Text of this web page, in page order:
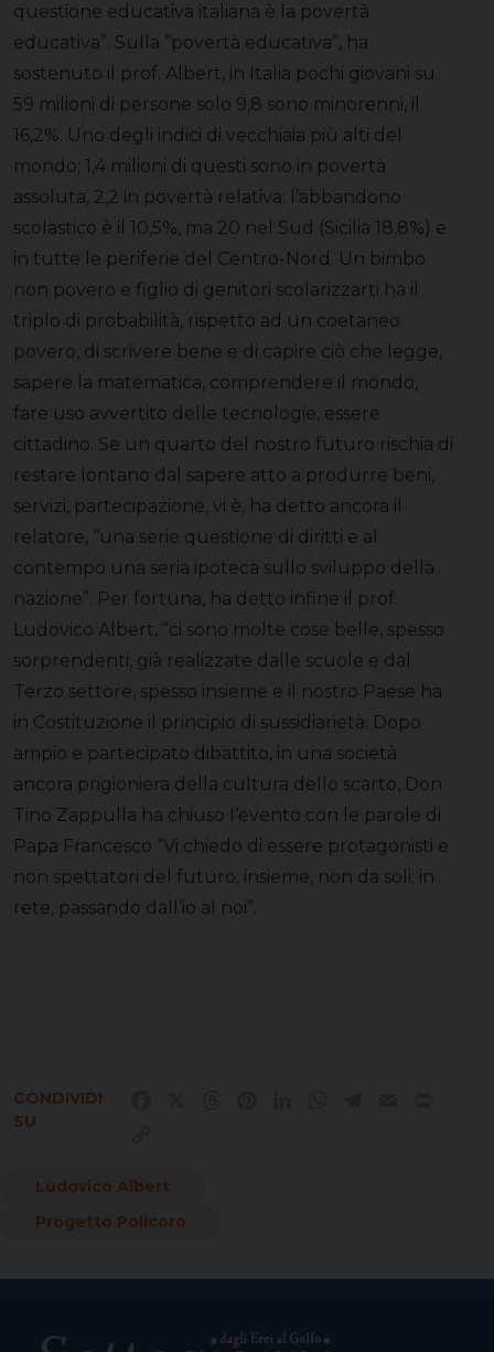
questione educativa italiana è la povertà
educativa”. Sulla “povertà educativa”, ha
sostenuto il prof. Albert, in Italia pochi giovani su
59 milioni di persone solo 9,8 sono minorenni, il
16,2%. Uno degli indici di vecchiaia più alti del
mondo; 1,4 milioni di questi sono in povertà
assoluta, 2,2 in povertà relativa; l’abbandono
scolastico è il 10,5%, ma 20 nel Sud (Sicilia 18,8%) e
in tutte le periferie del Centro-Nord. Un bimbo
non povero e figlio di genitori scolarizzarti ha il
triplo di probabilità, rispetto ad un coetaneo
povero, di scrivere bene e di capire ciò che legge,
sapere la matematica, comprendere il mondo,
fare uso avvertito delle tecnologie, essere
cittadino. Se un quarto del nostro futuro rischia di
restare lontano dal sapere atto a produrre beni,
servizi, partecipazione, vi è, ha detto ancora il
relatore, “una serie questione di diritti e al
contempo una seria ipoteca sullo sviluppo della
nazione”. Per fortuna, ha detto infine il prof.
Ludovico Albert, “ci sono molte cose belle, spesso
sorprendenti, già realizzate dalle scuole e dal
Terzo settore, spesso insieme e il nostro Paese ha
in Costituzione il principio di sussidiarietà. Dopo
ampio e partecipato dibattito, in una società
ancora prigioniera della cultura dello scarto, Don
Tino Zappulla ha chiuso l’evento con le parole di
Papa Francesco “Vi chiedo di essere protagonisti e
non spettatori del futuro; insieme, non da soli; in
rete, passando dall’io al noi”.
CONDIVIDI
SU
Ludovico Albert
Progetto Policoro